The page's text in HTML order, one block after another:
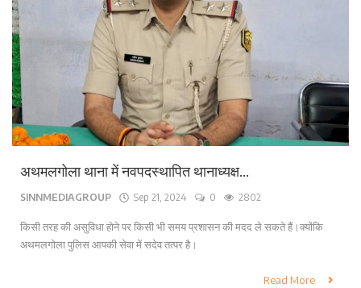
अथमलगोला थाना में नवपदस्थापित थानाध्यक्ष...
SINNMEDIAGROUP Sep 21, 2024 0 2802
किसी तरह की असुविधा होने पर किसी भी समय प्रशासन की मदद ले सकते हैं।क्योंकि
अथमलगोला पुलिस आपकी सेवा में सदेव तत्पर है।
Read More